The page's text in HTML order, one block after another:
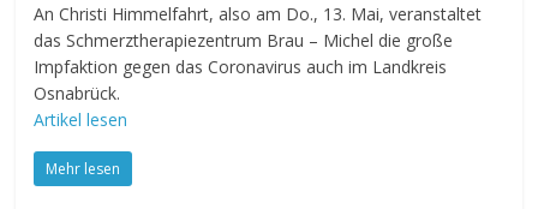
An Christi Himmelfahrt, also am Do., 13. Mai, veranstaltet
das Schmerztherapiezentrum Brau – Michel die große
Impfaktion gegen das Coronavirus auch im Landkreis
Osnabrück.
Artikel lesen
Mehr lesen